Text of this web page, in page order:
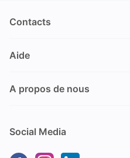
Contacts
Nüschelerstrasse 35
Suisse
info@drinks.ch
Aide
Processus de commande
Livraison & Pick-up
Options de Payement
A propos de nous
A propos de nous
Social Media